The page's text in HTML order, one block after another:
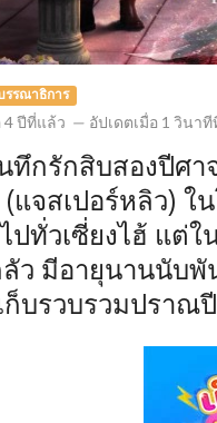
รรณาธิการ
4 ปีที่แล้ว — อัปเดตเมื่อ 1 วินา
นทึกรักสิบสองปีศ
แจสเปอร์หลิว) ใ
ไปทั่วเซี่ยงไฮ้ แ
ว มีอายุนานนับ
ก็บรวบรวมปรา